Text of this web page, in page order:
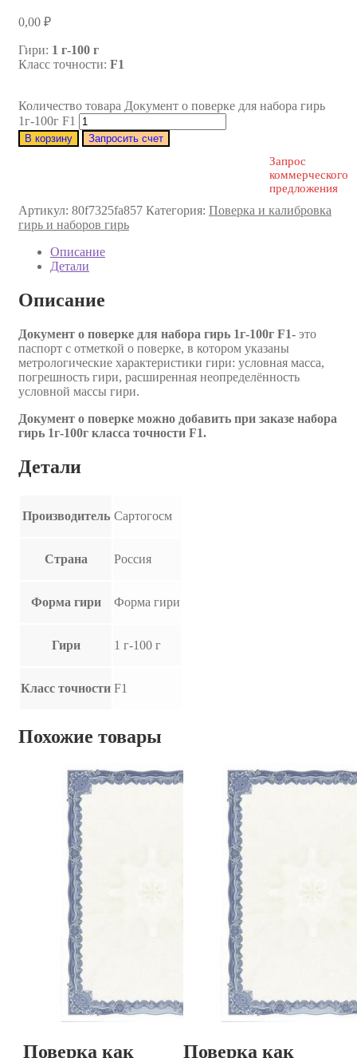
0,00 ₽
Гири: 1 г-100 г
Класс точности: F1
Количество товара Документ о поверке для набора гирь
1г-100г F1
В корзину Запросить счет
Запрос
коммерческого
предложения
Артикул: 80f7325fa857 Категория: Поверка и калибровка
гирь и наборов гирь
Описание
Детали
Описание
Документ о поверке для набора гирь 1г-100г F1- это
паспорт с отметкой о поверке, в котором указаны
метрологические характеристики гири: условная масса,
погрешность гири, расширенная неопределённость
условной массы гири.
Документ о поверке можно добавить при заказе набора
гирь 1г-100г класса точности F1.
Детали
Производитель Сартогосм
Страна Россия
Форма гири Форма гири
Гири 1 г-100 г
Класс точности F1
Похожие товары
Поверка как Поверка как